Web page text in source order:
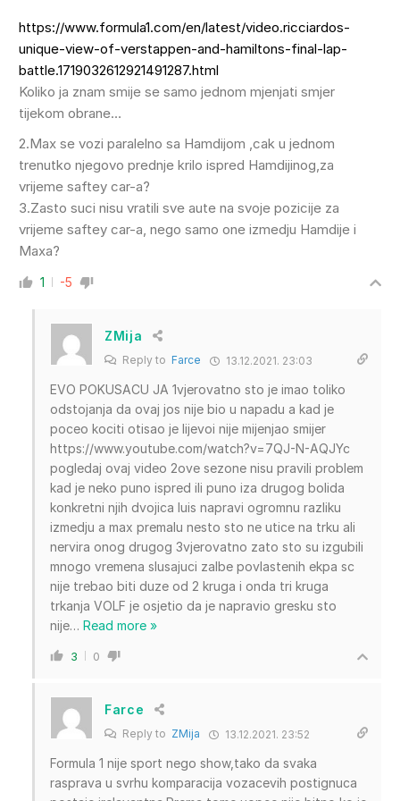
https://www.formula1.com/en/latest/video.ricciardos-
unique-view-of-verstappen-and-hamiltons-final-lap-
battle.1719032612921491287.html
Koliko ja znam smije se samo jednom mjenjati smjer
tijekom obrane…
2.Max se vozi paralelno sa Hamdijom ,cak u jednom
trenutko njegovo prednje krilo ispred Hamdijinog,za
vrijeme saftey car-a?
3.Zasto suci nisu vratili sve aute na svoje pozicije za
vrijeme saftey car-a, nego samo one izmedju Hamdije i
Maxa?
1 -5
ZMija
Reply to Farce 13.12.2021. 23:03
EVO POKUSACU JA 1vjerovatno sto je imao toliko
odstojanja da ovaj jos nije bio u napadu a kad je
poceo kociti otisao je lijevoi nije mijenjao smijer
https://www.youtube.com/watch?v=7QJ-N-AQJYc
pogledaj ovaj video 2ove sezone nisu pravili problem
kad je neko puno ispred ili puno iza drugog bolida
konkretni njih dvojica luis napravi ogromnu razliku
izmedju a max premalu nesto sto ne utice na trku ali
nervira onog drugog 3vjerovatno zato sto su izgubili
mnogo vremena slusajuci zalbe povlastenih ekpa sc
nije trebao biti duze od 2 kruga i onda tri kruga
trkanja VOLF je osjetio da je napravio gresku sto
nije… Read more »
3 0
Farce
Reply to ZMija 13.12.2021. 23:52
Formula 1 nije sport nego show,tako da svaka
rasprava u svrhu komparacija vozacevih postignuca